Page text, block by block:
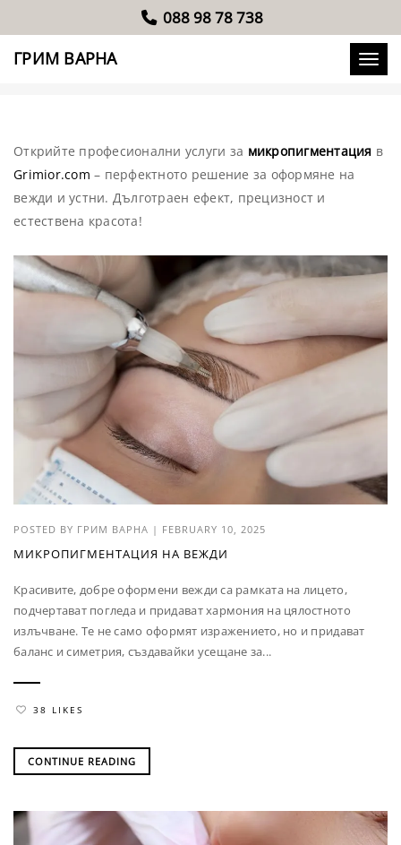
088 98 78 738
ГРИМ ВАРНА
МИКРОПИГМЕНТАЦИЯ
Открийте професионални услуги за микропигментация в
Grimior.com – перфектното решение за оформяне на
вежди и устни. Дълготраен ефект, прецизност и
естествена красота!
POSTED BY ГРИМ ВАРНА | FEBRUARY 10, 2025
МИКРОПИГМЕНТАЦИЯ НА ВЕЖДИ
Красивите, добре оформени вежди са рамката на лицето,
подчертават погледа и придават хармония на цялостното
излъчване. Те не само оформят изражението, но и придават
баланс и симетрия, създавайки усещане за...
38 LIKES
CONTINUE READING